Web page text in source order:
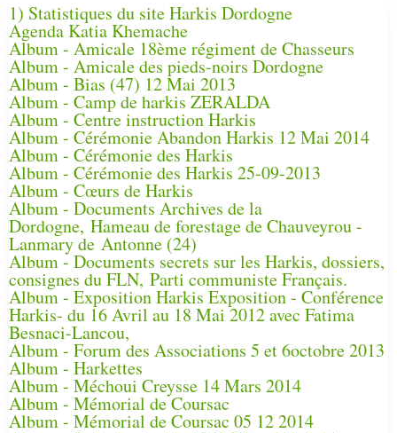
1) Statistiques du site Harkis Dordogne
Agenda Katia Khemache
Album - Amicale 18ème régiment de Chasseurs
Album - Amicale des pieds-noirs Dordogne
Album - Bias (47) 12 Mai 2013
Album - Camp de harkis ZERALDA
Album - Centre instruction Harkis
Album - Cérémonie Abandon Harkis 12 Mai 2014
Album - Cérémonie des Harkis
Album - Cérémonie des Harkis 25-09-2013
Album - Cœurs de Harkis
Album - Documents Archives de la
Dordogne, Hameau de forestage de Chauveyrou -
Lanmary de Antonne (24)
Album - Documents secrets sur les Harkis, dossiers,
consignes du FLN, Parti communiste Français.
Album - Exposition Harkis Exposition - Conférence
Harkis- du 16 Avril au 18 Mai 2012 avec Fatima
Besnaci-Lancou,
Album - Forum des Associations 5 et 6octobre 2013
Album - Harkettes
Album - Méchoui Creysse 14 Mars 2014
Album - Mémorial de Coursac
Album - Mémorial de Coursac 05 12 2014